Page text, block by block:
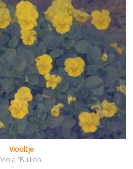
Viooltje
Viola 'Bullion'